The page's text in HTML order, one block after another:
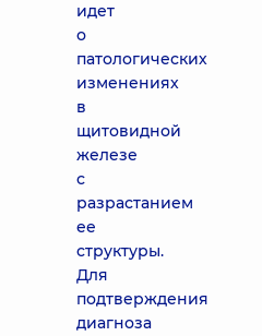
идет
о
патологических
изменениях
в
щитовидной
железе
с
разрастанием
ее
структуры.
Для
подтверждения
диагноза